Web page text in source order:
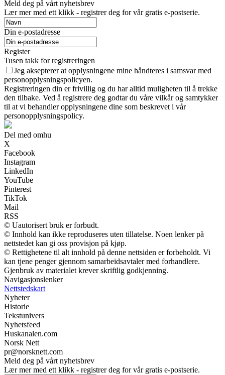
Meld deg på vårt nyhetsbrev
Lær mer med ett klikk - registrer deg for vår gratis e-postserie.
Din e-postadresse
Register
Tusen takk for registreringen
Jeg aksepterer at opplysningene mine håndteres i samsvar med
personopplysningspolicyen.
Registreringen din er frivillig og du har alltid muligheten til å trekke
den tilbake. Ved å registrere deg godtar du våre vilkår og samtykker
til at vi behandler opplysningene dine som beskrevet i vår
personopplysningspolicy.
Del med omhu
X
Facebook
Instagram
LinkedIn
YouTube
Pinterest
TikTok
Mail
RSS
© Uautorisert bruk er forbudt.
© Innhold kan ikke reproduseres uten tillatelse. Noen lenker på
nettstedet kan gi oss provisjon på kjøp.
© Rettighetene til alt innhold på denne nettsiden er forbeholdt. Vi
kan tjene penger gjennom samarbeidsavtaler med forhandlere.
Gjenbruk av materialet krever skriftlig godkjenning.
Navigasjonslenker
Nettstedskart
Nyheter
Historie
Tekstunivers
Nyhetsfeed
Huskanalen.com
Norsk Nett
pr@norsknett.com
Meld deg på vårt nyhetsbrev
Lær mer med ett klikk - registrer deg for vår gratis e-postserie.